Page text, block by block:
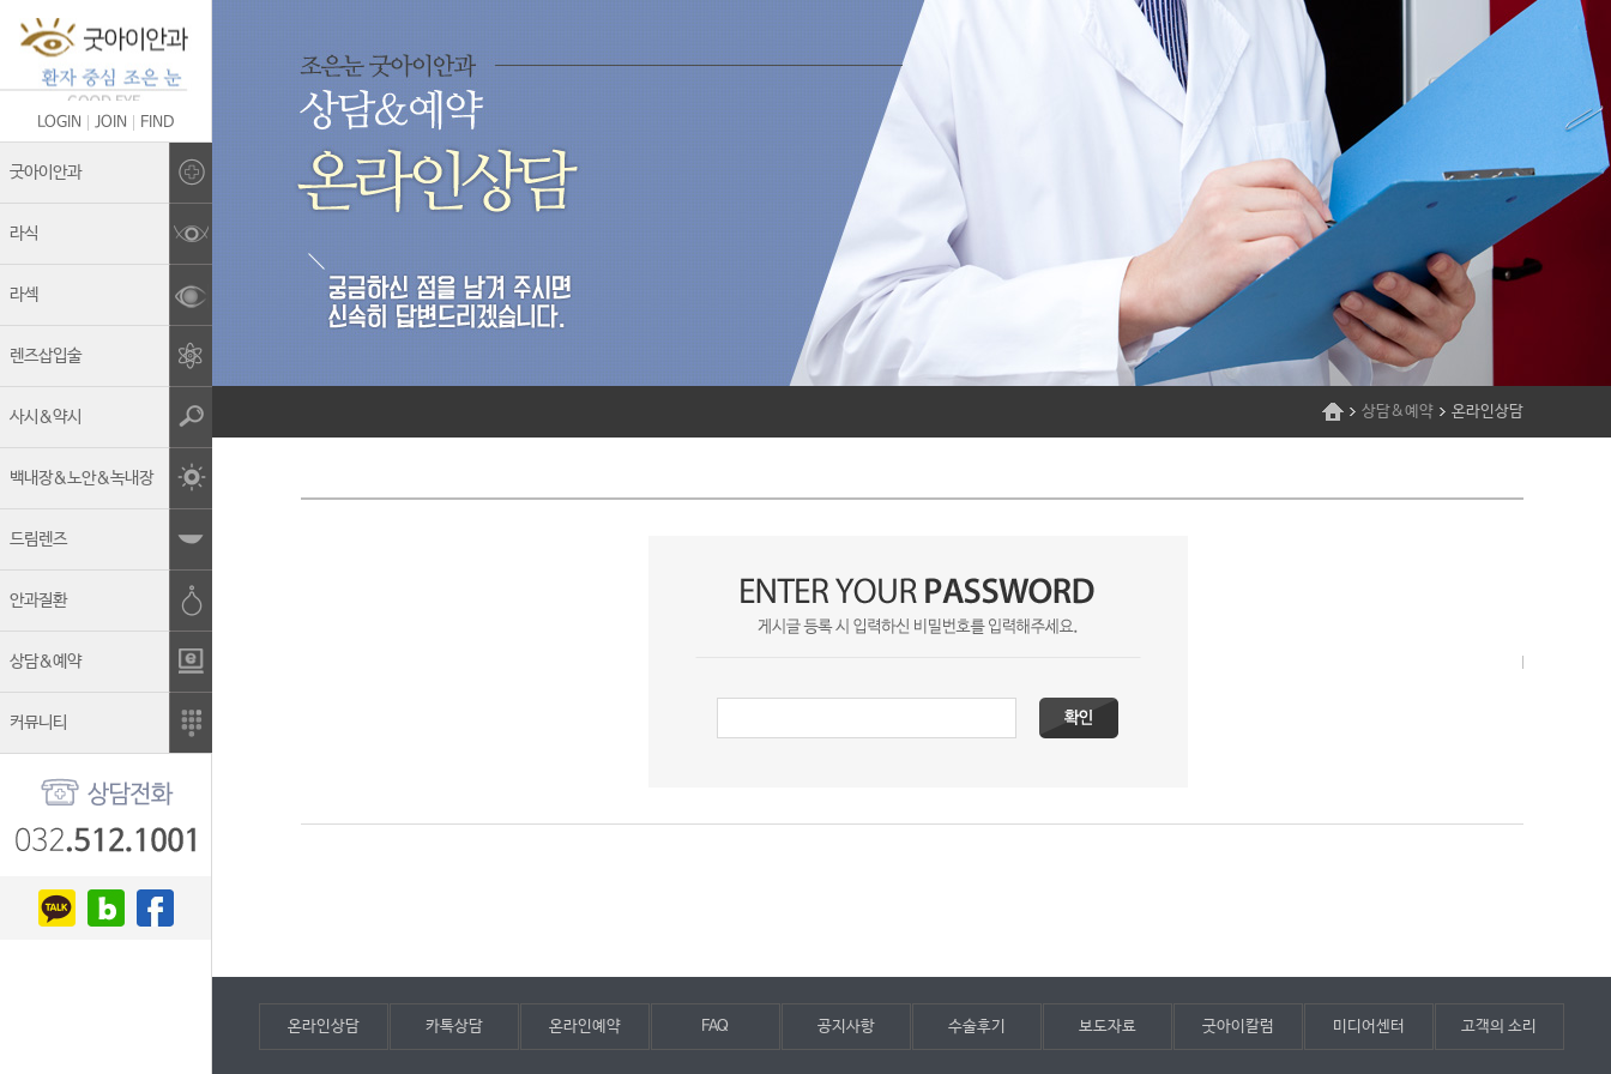
LOGIN JOIN FIND
굿아이안과
라식
라섹
렌즈삽입술
사시&약시
백내장&노안&녹내장
드림렌즈
안과질환
상담&예약
커뮤니티
Brand Story
굿아이안과의 차별화
안전관리&멸균소독
상담&예약 온라인상담
온라인상담 카톡상담 온라인예약 FAQ 공지사항 수술후기 보도자료 굿아이칼럼 미디어센터 고객의 소리